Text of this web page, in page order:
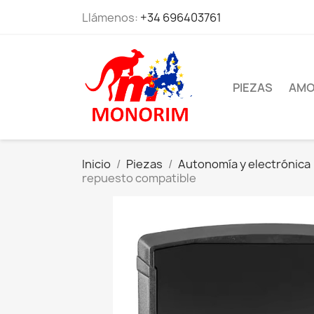
Llámenos: +34 696403761
PIEZAS
Inicio Piezas
Autonomía y electrónica
repuesto compatible